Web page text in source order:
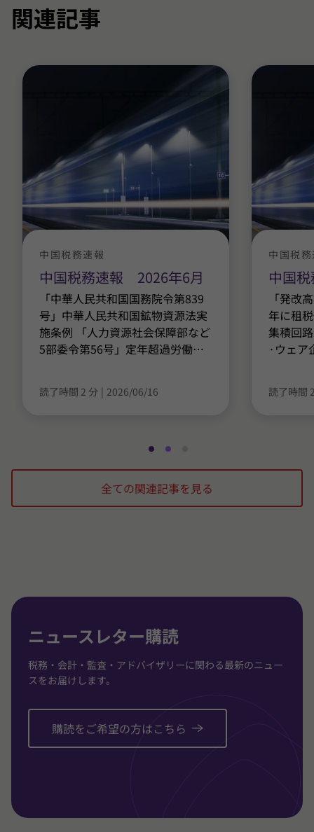
関連記事
中国税務速報 2026年6月
中国税務速報
「中華人民共和国国務院令第839
号」中華人民共和国鉱物資源法実
施条例 「人力資源社会保障部など
5部委令第56号」定年超過労働…
読了時間 2 分 | 2026/06/16
中国
中国税
「発改
年に租
集積回
·ウェア
読了時間
ス
ラ
イ
ド
ス
ラ
イ
ド
ラ
イ
ド
全ての関連記事を見る
ニュースレター購読
税務・会計・監査・アドバイザリーに関わる最新のニュー
スをお届けします。
購読をご希望の方はこちら